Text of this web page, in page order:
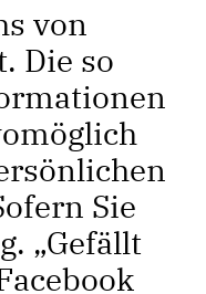
von
Die so
Sie
„Gefällt